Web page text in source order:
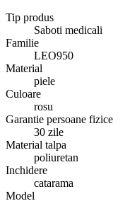
Tip produs
Saboti medicali
Familie
LEO950
Material
piele
Culoare
rosu
Garantie persoane fizice
30 zile
Material talpa
poliuretan
Inchidere
catarama
Model